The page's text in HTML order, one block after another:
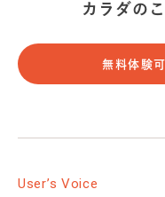
カラダの
無料体験
User’s Voice